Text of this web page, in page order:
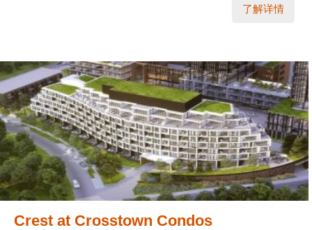
了解详情
Crest at Crosstown Condos